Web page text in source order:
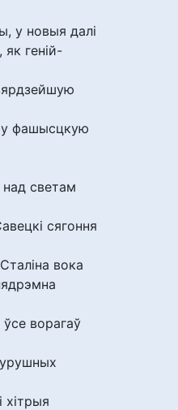
у новыя далі
як геній-
фашысцкую
светам
сягоння
вока
ворагаў
хітрыя